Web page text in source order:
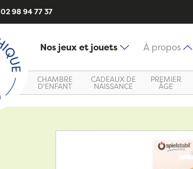
02 98 94 77 37
Nos jeux et jouets À propos
CHAMBRE
D'ENFANT
CADEAUX DE
NAISSANCE
PREMIER
ÂGE